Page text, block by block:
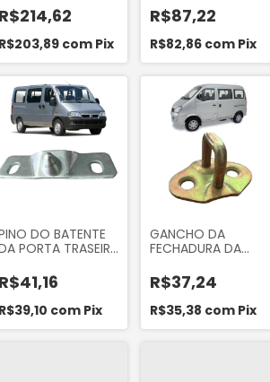
DIREITO DO
HYUNDAI HR 8V
2006 A 2012
HYUNDAI HR 16V
EM DIANTE
MOBIS
826604F000CA
R$214,62
R$203,89 com Pix
DIREITO
PASSAGEIRO
RENAULT KANGOO
2000... ORI 8522
R$87,22
R$82,86 com Pix
DO BATENTE
PORTA TRASEIRA
DUCATO 2003 A
2017 ORI 40284
R$41,16
R$39,10 com Pix
GANCHO DA
FECHADURA DA
CORRER DA HAFEI
TOWNER 2008 A
2013 MARCA
MANDO NTH206
R$37,24
R$35,38 com Pix